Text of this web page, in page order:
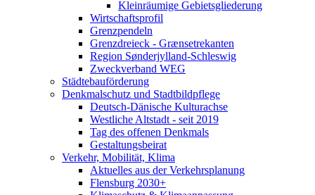
Kleinräumige Gebietsgliederung
Wirtschaftsprofil
Grenzpendeln
Grenzdreieck - Grænsetrekanten
Region Sønderjylland-Schleswig
Zweckverband WEG
Städtebauförderung
Denkmalschutz und Stadtbildpflege
Deutsch-Dänische Kulturachse
Westliche Altstadt - seit 2019
Tag des offenen Denkmals
Gestaltungsbeirat
Verkehr, Mobilität, Klima
Aktuelles aus der Verkehrsplanung
Flensburg 2030+